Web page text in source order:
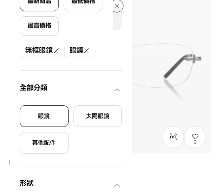
篩選條件
無框眼鏡 眼鏡
全部分類
眼鏡 太陽眼鏡
其他配件
形狀
最新商品 最低價格
最高價格
0
+NICHE